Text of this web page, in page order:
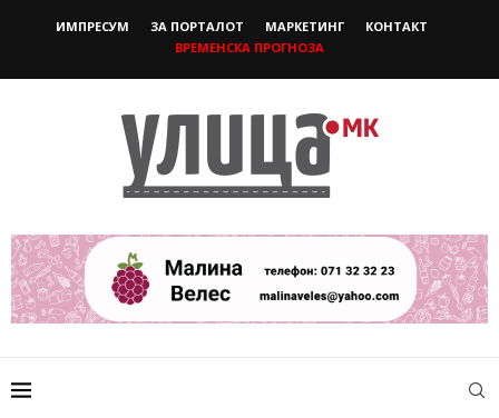
ИМПРЕСУМ ЗА ПОРТАЛОТ МАРКЕТИНГ
КОНТАКТ
ВРЕМЕНСКА ПРОГНОЗА